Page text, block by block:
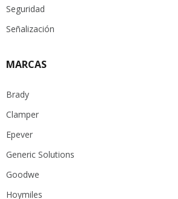
Seguridad
Señalización
MARCAS
Brady
Clamper
Epever
Generic Solutions
Goodwe
Hoymiles